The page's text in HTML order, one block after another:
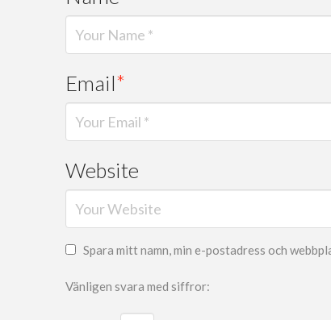
Email*
Website
Spara mitt namn, min e-postadress och
Vänligen svara med siffror: